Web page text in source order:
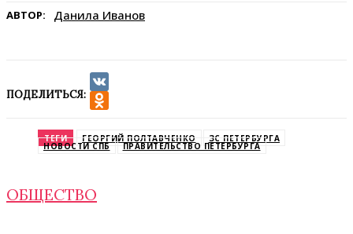
АВТОР: Данила Иванов
ПОДЕЛИТЬСЯ:
VK
ТЕГИ ГЕОРГИЙ ПОЛТАВЧЕНКО ЗС ПЕТЕРБУРГА
НОВОСТИ СПБ ПРАВИТЕЛЬСТВО ПЕТЕРБУРГА
ОБЩЕСТВО